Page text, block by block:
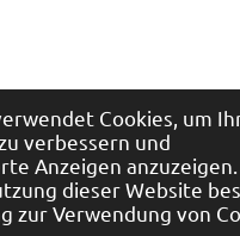
Cookies, um
verbessern und
Anzeigen anzuzeigen.
dieser Website
zur Verwendung von